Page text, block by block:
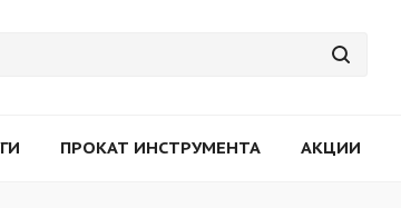
ПРОКАТ ИНСТРУМЕНТА АКЦИИ